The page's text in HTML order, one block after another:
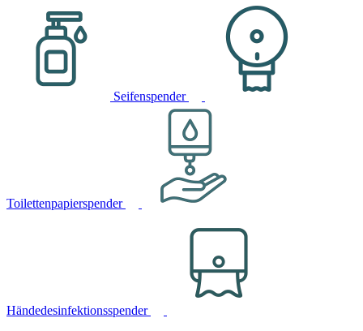
Seifenspender
Toilettenpapierspender
Händedesinfektionsspender